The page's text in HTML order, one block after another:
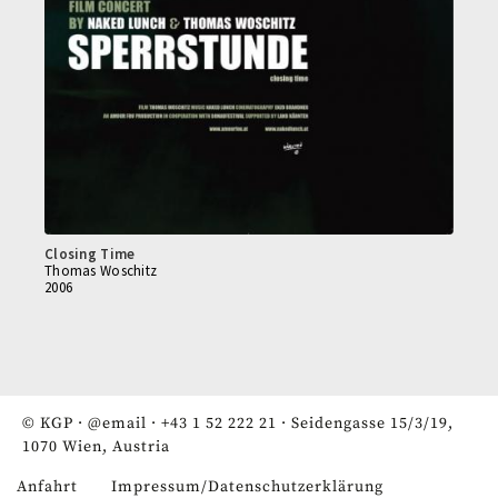
Closing Time
Thomas Woschitz
2006
© KGP · @email · +43 1 52 222 21 · Seidengasse 15/3/19,
1070 Wien, Austria
Anfahrt Impressum/Datenschutzerklärung